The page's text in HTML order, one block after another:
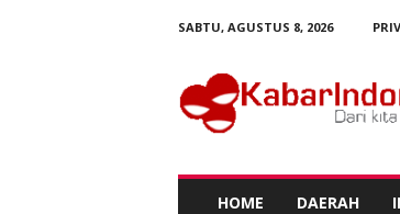
SABTU, AGUSTUS 8, 2026
b
HOME DAERAH